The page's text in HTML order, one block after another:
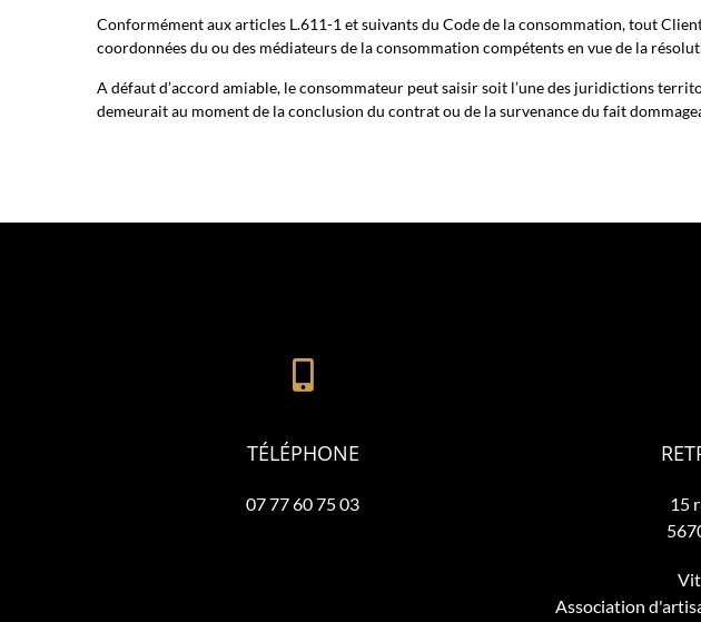
Conformément aux articles L.611-1 et suivants du Code de la consommation, tout
coordonnées du ou des médiateurs de la consommation compétents en vue de la
A défaut d’accord amiable, le consommateur peut saisir soit l’une des juridictions
demeurait au moment de la conclusion du contrat ou de la survenance du fait
TÉLÉPHONE
07 77 60 75 03
15
Association